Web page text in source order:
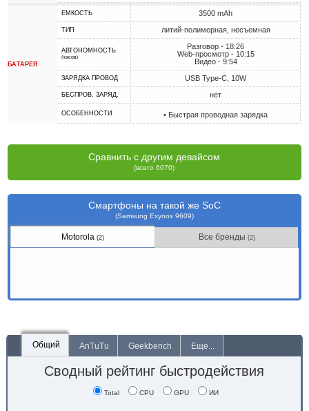
БАТАРЕЯ
ЕМКОСТЬ 3500 mAh
ТИП литий-полимерная, несъемная
АВТОНОМНОСТЬ
(часов)
Разговор - 18:26
Web-просмотр - 10:15
Видео - 9:54
ЗАРЯДКА ПРОВОД USB Type-C, 10W
БЕСПРОВ. ЗАРЯД. нет
ОСОБЕННОСТИ • Быстрая проводная зарядка
Сравнить с другим девайсом
(всего 6070)
Смартфоны на такой же SoC
(Samsung Exynos 9609)
Motorola(2) Все бренды (2)
Общий AnTuTu Geekbench Еще...
Сводный рейтинг быстродействия
Total CPU GPU ИИ